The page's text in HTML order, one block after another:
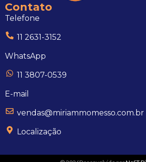
Contato
Telefone
11 2631-3152
WhatsApp
11 3807-0539
E-mail
vendas@miriammomesso.com.br
Localização